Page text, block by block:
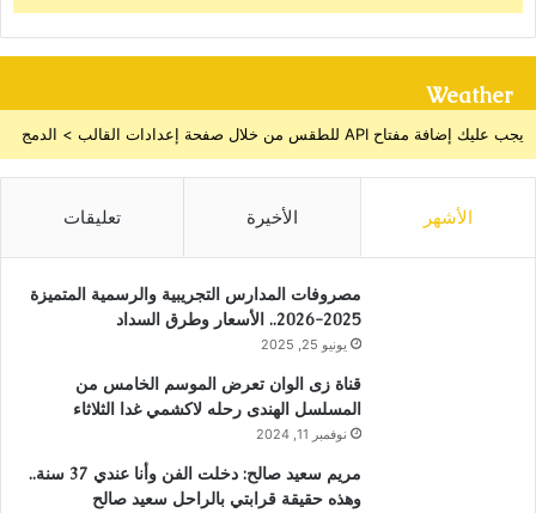
Weather
يجب عليك إضافة مفتاح API للطقس من خلال صفحة إعدادات القالب > الدمج
الأشهر الأخيرة تعليقات
مصروفات المدارس التجريبية والرسمية المتميزة
2025-2026.. الأسعار وطرق السداد
يونيو 25, 2025
قناة زى الوان تعرض الموسم الخامس من
المسلسل الهندى رحله لاكشمي غدا الثلاثاء
نوفمبر 11, 2024
مريم سعيد صالح: دخلت الفن وأنا عندي 37 سنة..
وهذه حقيقة قرابتي بالراحل سعيد صالح